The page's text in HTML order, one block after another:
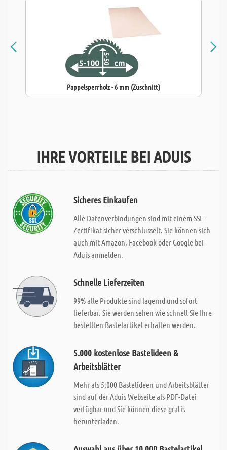
Pappelsperrholz - 6 mm (Zuschnitt)
IHRE VORTEILE BEI ADUIS
Sicheres Einkaufen
Alle Datenverbindungen sind mit einem SSL -
Zertifikat sicher verschlusselt. Sie können sich
auch mit Amazon, Facebook oder Google bei
Aduis anmelden.
Schnelle Lieferzeiten
99% alle Produkte sind lagernd und sofort
lieferbar. Sie werden sehen wie schnell Sie Ihre
bestellten Bastelartikel erhalten werden.
5.000 kostenlose Bastelideen &
Arbeitsblätter
Mehr als 5.000 Bastelideen und Arbeitsblätter
sind auf der Aduis Webseite als PDF-Datei
verfügbar und Sie können diese gratis
herunterladen.